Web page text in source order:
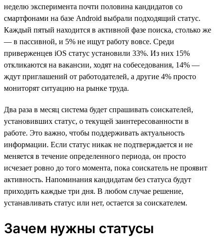
неделю эксперимента почти половина кандидатов со
смартфонами на базе Android выбрали подходящий статус.
Каждый пятый находится в активной фазе поиска, столько же
— в пассивной, и 5% не ищут работу вовсе. Среди
приверженцев iOS статус установили 33%. Из них 15%
откликаются на вакансии, ходят на собеседования, 14% —
ждут приглашений от работодателей, а другие 4% просто
мониторят ситуацию на рынке труда.
Два раза в месяц система будет спрашивать соискателей,
установивших статус, о текущей заинтересованности в
работе. Это важно, чтобы поддерживать актуальность
информации. Если статус никак не подтверждается и не
меняется в течение определенного периода, он просто
исчезает ровно до того момента, пока соискатель не проявит
активность. Напоминания кандидатам без статуса будут
приходить каждые три дня. В любом случае решение,
устанавливать статус или нет, остается за соискателем.
Зачем нужны статусы